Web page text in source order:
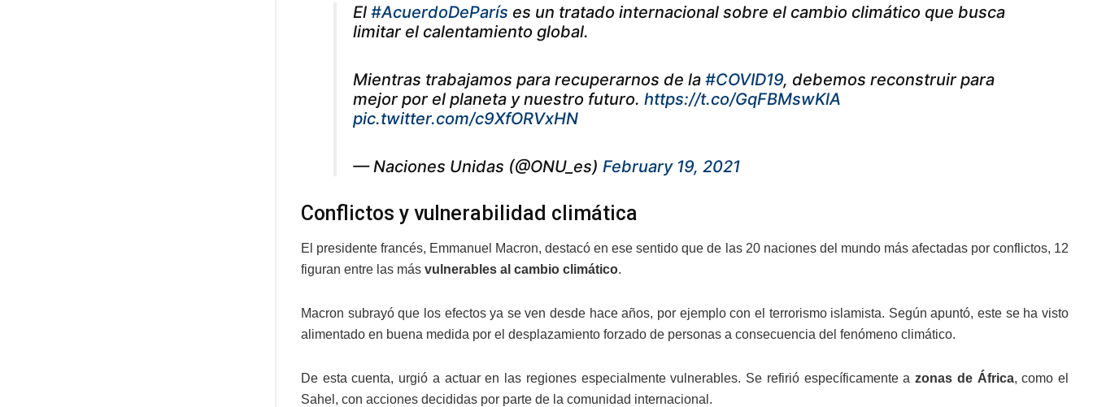
El #AcuerdoDeParís es un tratado internacional sobre el cambio climático que busca
limitar el calentamiento global.
Mientras trabajamos para recuperarnos de la #COVID19, debemos reconstruir para
mejor por el planeta y nuestro futuro. https://t.co/GqFBMswKlA
pic.twitter.com/c9XfORVxHN
— Naciones Unidas (@ONU_es) February 19, 2021
Conflictos y vulnerabilidad climática
El presidente francés, Emmanuel Macron, destacó en ese sentido que de las 20 naciones del mundo más afectadas por conflictos, 12
figuran entre las más vulnerables al cambio climático.
Macron subrayó que los efectos ya se ven desde hace años, por ejemplo con el terrorismo islamista. Según apuntó, este se ha visto
alimentado en buena medida por el desplazamiento forzado de personas a consecuencia del fenómeno climático.
De esta cuenta, urgió a actuar en las regiones especialmente vulnerables. Se refirió específicamente azonas de África, como el
Sahel, con acciones decididas por parte de la comunidad internacional.